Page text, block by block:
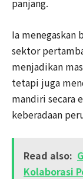
panjang.
Ia menegaskan
sektor
menjadikan
tetapi juga
mandiri secara
keberadaan
Read also:
Kolaborasi